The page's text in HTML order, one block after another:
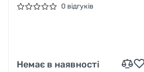
0 відгуків
Немає в наявності